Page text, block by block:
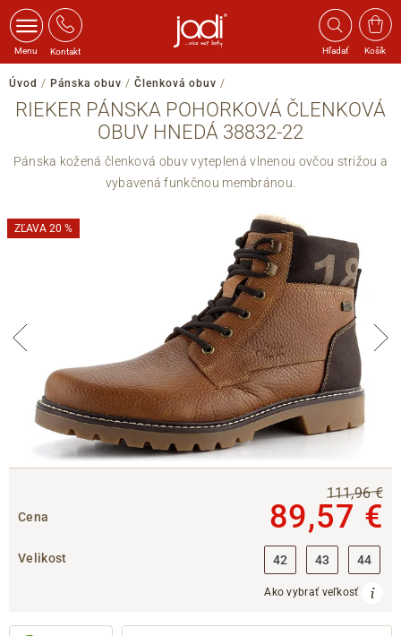
Menu Kontakt Hľadať Košík
Úvod / Pánska obuv / Členková obuv /
RIEKER PÁNSKA POHORKOVÁ ČLENKOVÁ
OBUV HNEDÁ 38832-22
Pánska kožená členková obuv vyteplená vlnenou ovčou strižou a
vybavená funkčnou membránou.
ZĽAVA 20 %
Cena
111,96 €
89,57 €
Velikost 42 43 44
Ako vybrať veľkosť